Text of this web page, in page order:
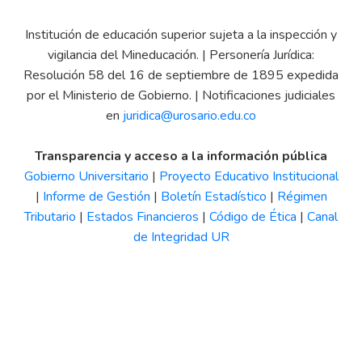
Institución de educación superior sujeta a la inspección y
vigilancia del Mineducación. | Personería Jurídica:
Resolución 58 del 16 de septiembre de 1895 expedida
por el Ministerio de Gobierno. | Notificaciones judiciales
en juridica@urosario.edu.co
Transparencia y acceso a la información pública
Gobierno Universitario | Proyecto Educativo Institucional
| Informe de Gestión | Boletín Estadístico | Régimen
Tributario | Estados Financieros | Código de Ética | Canal
de Integridad UR